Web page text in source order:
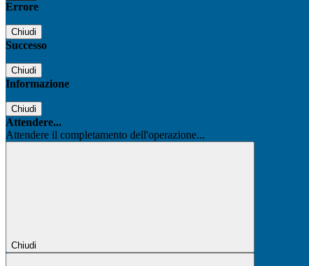
Errore
Chiudi
Successo
Chiudi
Informazione
Chiudi
Attendere...
Attendere il completamento dell'operazione...
Chiudi